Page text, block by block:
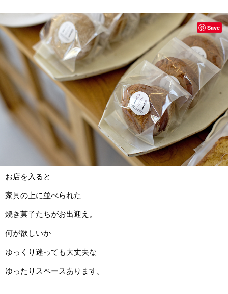
お店を入ると
家具の上に並べられた
焼き菓子たちがお出迎え。
何が欲しいか
ゆっくり迷っても大丈夫な
ゆったりスペースあります。
Save